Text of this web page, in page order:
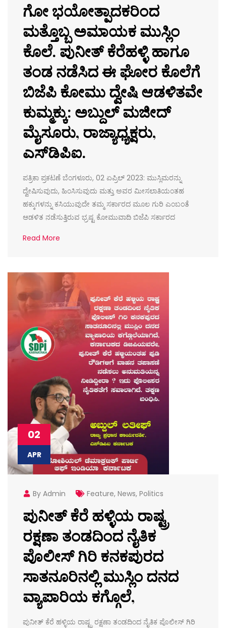
ಗೋ ಭಯೋತ್ಪಾದಕರಿಂದ
ಮತ್ತೊಬ್ಬ ಅಮಾಯಕ ಮುಸ್ಲಿಂ
ಕೊಲೆ. ಪುನೀತ್ ಕೆರೆಹಳ್ಳಿ ಹಾಗೂ
ತಂಡ ನಡೆಸಿದ ಈ ಘೋರ ಕೊಲೆಗೆ
ಬಿಜೆಪಿ ಕೋಮು ದ್ವೇಷಿ ಆಡಳಿತವೇ
ಕುಮ್ಮಕ್ಕು: ಅಬ್ದುಲ್ ಮಜೀದ್
ಮೈಸೂರು, ರಾಜ್ಯಾಧ್ಯಕ್ಷರು,
ಎಸ್‌ಡಿಪಿಐ.
ಪತ್ರಿಕಾ ಪ್ರಕಟಣೆ ಬೆಂಗಳೂರು, 02 ಏಪ್ರಿಲ್ 2023: ಮುಸ್ಲಿಮರನ್ನು
ದ್ವೇಷಿಸುವುದು, ಹಿಂಸಿಸುವುದು ಮತ್ತು ಅವರ ಮೀಸಲಾತಿಯಂತಹ
ಹಕ್ಕುಗಳನ್ನು ಕಸಿಯುವುದೇ ತಮ್ಮ ಸರ್ಕಾರದ ಮೂಲ ಗುರಿ ಎಂಬಂತೆ
ಆಡಳಿತ ನಡೆಸುತ್ತಿರುವ ಭ್ರಷ್ಟ ಕೋಮುವಾದಿ ಬಿಜೆಪಿ ಸರ್ಕಾರದ
Read More
02
APR
By Admin Feature, News, Politics
ಪುನೀತ್ ಕೆರೆ ಹಳ್ಳಿಯ ರಾಷ್ಟ್ರ
ರಕ್ಷಣಾ ತಂಡದಿಂದ ನೈತಿಕ
ಪೊಲೀಸ್ ಗಿರಿ ಕನಕಪುರದ
ಸಾತನೂರಿನಲ್ಲಿ ಮುಸ್ಲಿಂ ದನದ
ವ್ಯಾಪಾರಿಯ ಕಗ್ಗೊಲೆ,
ಪುನೀತ್ ಕೆರೆ ಹಳ್ಳಿಯ ರಾಷ್ಟ್ರ ರಕ್ಷಣಾ ತಂಡದಿಂದ ನೈತಿಕ ಪೊಲೀಸ್ ಗಿರಿ